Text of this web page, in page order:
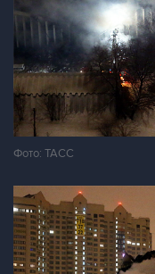
Фото: ТАСС